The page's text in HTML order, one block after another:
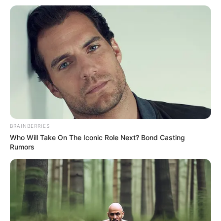
Charles Darwin 1858 der universitären Welt gelehrt. Die
mussten die Abstammungslehre ja endlich auch mal
lernen.
Quermania folgen: Impressum & Kontakt
Smartphone Startseite
Suchen:
BRAINBERRIES
Who Will Take On The Iconic Role Next? Bond Casting
Rumors